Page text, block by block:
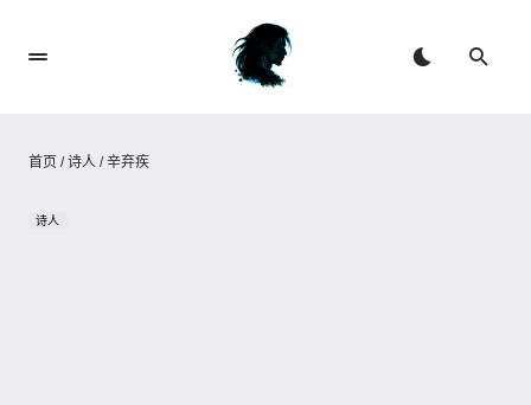
首页 /诗人 /辛弃疾
诗人